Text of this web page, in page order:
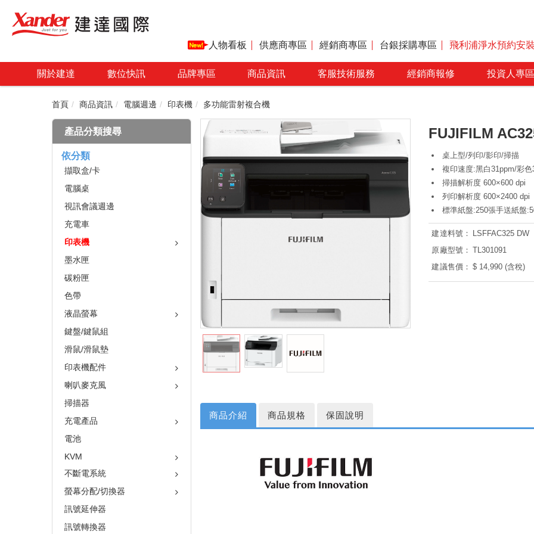
人物看板 供應商專區 經銷商專區 台銀採購專區 飛利浦淨水預約安
關於建達 數位快訊 品牌專區 商品資訊 客服技術服務 經銷商報修 投資人專區
首頁 商品資訊 電腦週邊 印表機 多功能雷射複合機
產品分類搜尋
依分類
擷取盒/卡
電腦桌
視訊會議週邊
充電車
印表機
墨水匣
碳粉匣
色帶
液晶螢幕
鍵盤/鍵鼠組
滑鼠/滑鼠墊
印表機配件
喇叭麥克風
掃描器
充電產品
電池
KVM
不斷電系統
螢幕分配/切換器
訊號延伸器
訊號轉換器
FUJIFILM
桌上型/列印/影印/掃描
複印速度:黑白31ppm/彩色
掃描解析度 600×600 dpi
列印解析度 600×2400 dpi
標準紙盤:250張手送紙盤
建達料號：
LSFFAC325 DW
原廠型號： TL301091
建議售價： $ 14,990 (含稅)
商品介紹 商品規格 保固說明